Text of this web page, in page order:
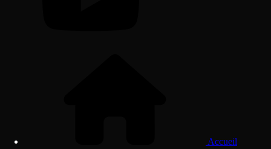
Accueil